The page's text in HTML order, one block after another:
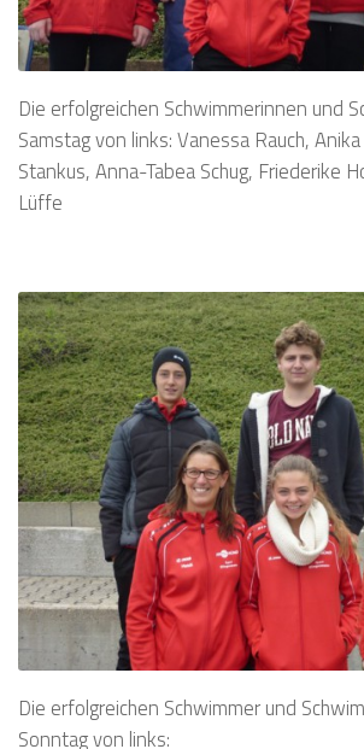
Die erfolgreichen Schwimmerinnen und
Samstag von links: Vanessa Rauch,
Stankus, Anna-Tabea Schug, Friederike
Lüffe
Die erfolgreichen Schwimmer und
Sonntag von links: